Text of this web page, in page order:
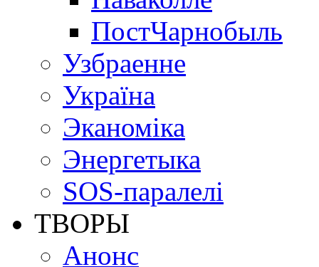
ПостЧарнобыль
Узбраенне
Україна
Эканоміка
Энергетыка
SOS-паралелі
ТВОРЫ
Анонс